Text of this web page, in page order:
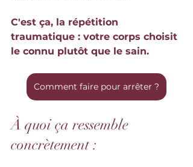
C'est ça, la répétition
traumatique : votre corps choisit
le connu plutôt que le sain.
Comment faire pour arrêter ?
À quoi ça ressemble
concrètement :